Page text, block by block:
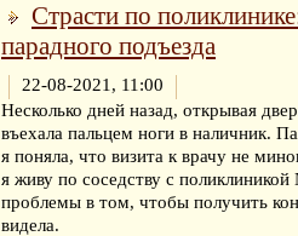
Страсти по
парадного подъезда
22-08-2021, 11:00
Несколько дней назад, открывая
въехала пальцем ноги в наличник.
я поняла, что визита к врачу не
я живу по соседству с
проблемы в том, чтобы получить
видела.